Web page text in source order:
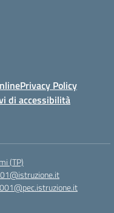
Privacy Policy
di accessibilità
(TP)